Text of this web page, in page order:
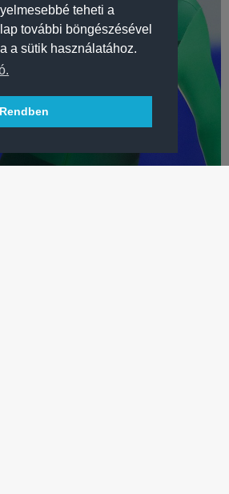
teheti a
további böngészésével
a sütik használatához.
Rendben